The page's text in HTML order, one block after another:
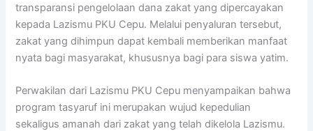
transparansi pengelolaan dana zakat yang dipercayakan
kepada Lazismu PKU Cepu. Melalui penyaluran tersebut,
zakat yang dihimpun dapat kembali memberikan manfaat
nyata bagi masyarakat, khususnya bagi para siswa yatim.
Perwakilan dari Lazismu PKU Cepu menyampaikan bahwa
program tasyaruf ini merupakan wujud kepedulian
sekaligus amanah dari zakat yang telah dikelola Lazismu.